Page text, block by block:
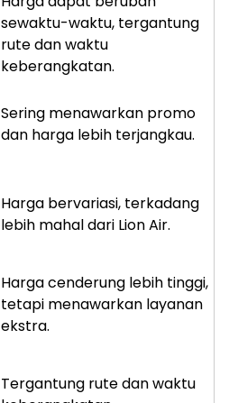
ⓘ
sewaktu-waktu, tergantung
rute dan waktu
keberangkatan.
Sering menawarkan promo
dan harga lebih terjangkau.
Harga bervariasi, terkadang
lebih mahal dari Lion Air.
Harga cenderung lebih tinggi,
tetapi menawarkan layanan
ekstra.
Tergantung rute dan waktu